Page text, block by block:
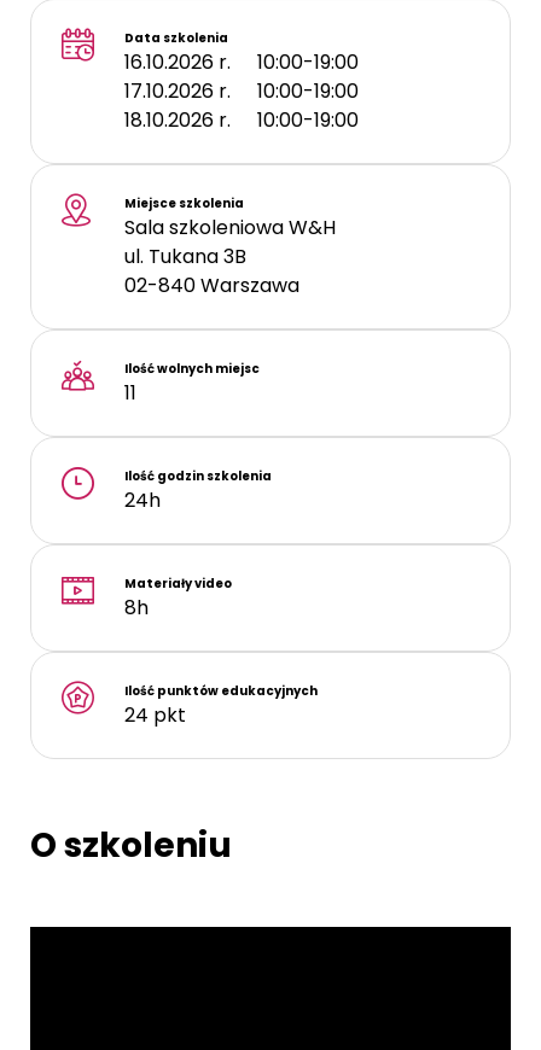
Data szkolenia
16.10.2026 r.
10:00-19:00
17.10.2026 r.
10:00-19:00
18.10.2026 r.
10:00-19:00
Miejsce szkolenia
Sala szkoleniowa W&H
ul. Tukana 3B
02-840Warszawa
Ilość wolnych miejsc
11
Ilość godzin szkolenia
24h
Materiały video
8h
Ilość punktów edukacyjnych
24 pkt
O szkoleniu